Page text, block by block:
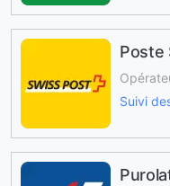
Poste
Suivi